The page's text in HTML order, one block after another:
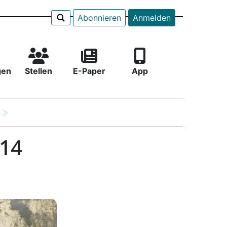
Abonnieren Anmelden
Stellen E-Paper App